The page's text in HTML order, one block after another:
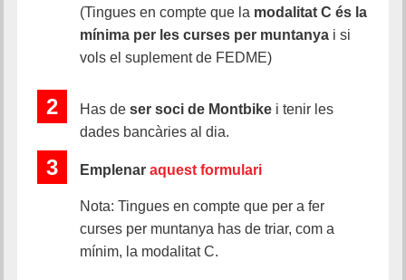
(Tingues en compte que la modalitat C és la
mínima per les curses per muntanya i si
vols el suplement de FEDME)
2 Has deser soci de Montbike i tenir les
dades bancàries al dia.
3 Emplenaraquest formulari
Nota: Tingues en compte que per a fer
curses per muntanya has de triar, com a
mínim, la modalitat C.